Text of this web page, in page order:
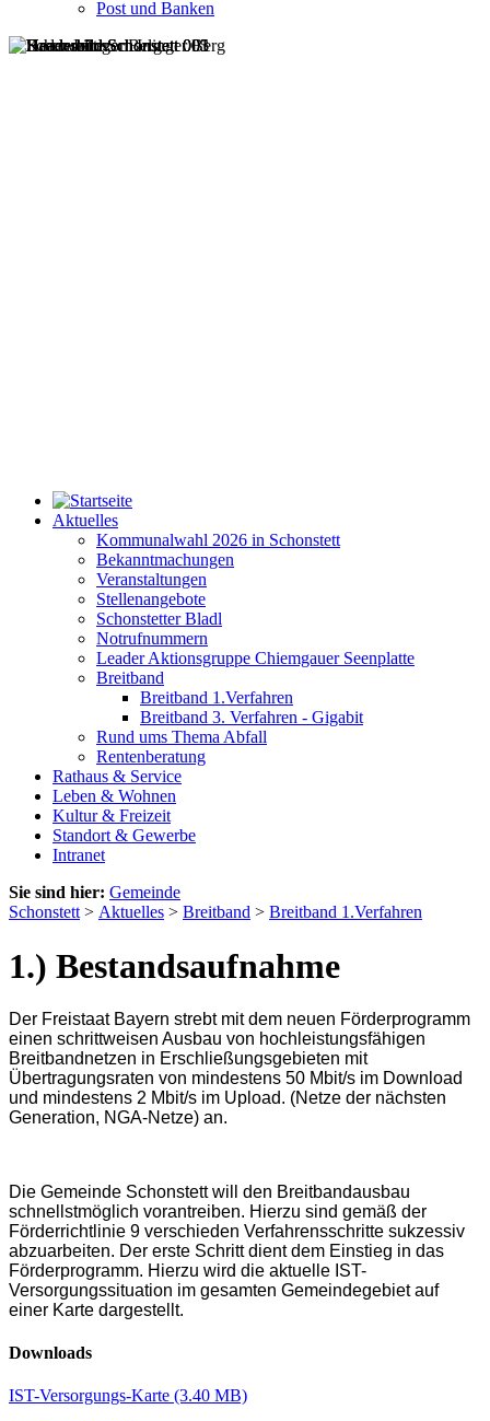
Post und Banken
Aktuelles
Kommunalwahl 2026 in Schonstett
Bekanntmachungen
Veranstaltungen
Stellenangebote
Schonstetter Bladl
Notrufnummern
Leader Aktionsgruppe Chiemgauer Seenplatte
Breitband
Breitband 1.Verfahren
Breitband 3. Verfahren - Gigabit
Rund ums Thema Abfall
Rentenberatung
Rathaus & Service
Leben & Wohnen
Kultur & Freizeit
Standort & Gewerbe
Intranet
Sie sind hier: Gemeinde
Schonstett > Aktuelles > Breitband > Breitband 1.Verfahren
1.) Bestandsaufnahme
Der Freistaat Bayern strebt mit dem neuen Förderprogramm
einen schrittweisen Ausbau von hochleistungsfähigen
Breitbandnetzen in Erschließungsgebieten mit
Übertragungsraten von mindestens 50 Mbit/s im Download
und mindestens 2 Mbit/s im Upload. (Netze der nächsten
Generation, NGA-Netze) an.
Die Gemeinde Schonstett will den Breitbandausbau
schnellstmöglich vorantreiben. Hierzu sind gemäß der
Förderrichtlinie 9 verschieden Verfahrensschritte sukzessiv
abzuarbeiten. Der erste Schritt dient dem Einstieg in das
Förderprogramm. Hierzu wird die aktuelle IST-
Versorgungssituation im gesamten Gemeindegebiet auf
einer Karte dargestellt.
Downloads
IST-Versorgungs-Karte (3.40 MB)